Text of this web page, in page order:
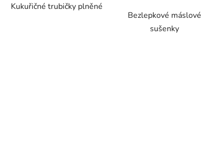
hvězdiček.
Kukuřičné trubičky plněné
Bezlepkové máslové
sušenky